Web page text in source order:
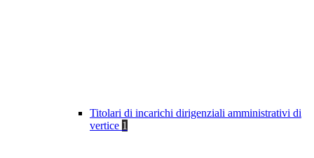
Titolari di incarichi dirigenziali amministrativi di
vertice 1